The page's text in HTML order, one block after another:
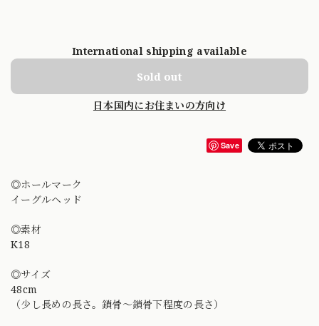
International shipping available
Sold out
日本国内にお住まいの方向け
Save
◎ホールマーク
イーグルヘッド
◎素材
K18
◎サイズ
48cm
（少し長めの長さ。鎖骨〜鎖骨下程度の長さ）